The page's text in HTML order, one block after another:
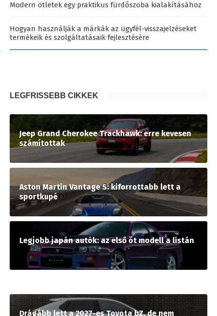
Modern ötletek egy praktikus fürdőszoba kialakításához
Hogyan használják a márkák az ügyfél-visszajelzéseket
termékeik és szolgáltatásaik fejlesztésére
LEGFRISSEBB CIKKEK
Jeep Grand Cherokee Trackhawk: erre kevesen
számítottak
Aston Martin Vantage S: kiforrottabb lett a
sportkupé
Legjobb japán autók: az első öt modell a listán
Drágább lett a 2027-es Toyota bZ, de nem